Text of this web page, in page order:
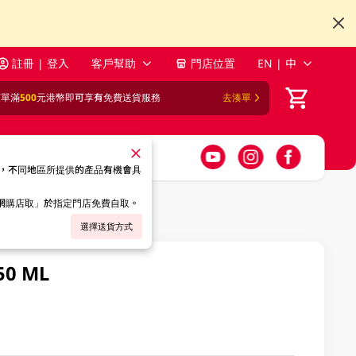
註冊 | 登入 客戶幫助 門店位置 EN | 中
滿500元港幣即可享有免費送貨服務 去湊單
不同地區所提供的產品有機會具
店取」於指定門店免費自取。
選擇送貨方式
ML